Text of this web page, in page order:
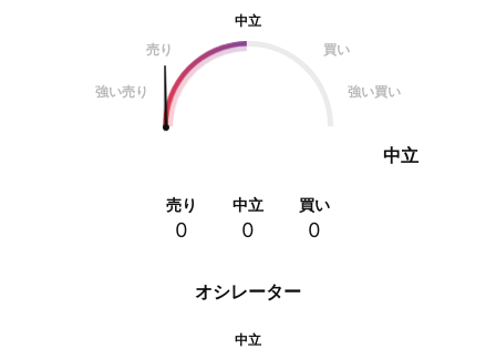
オシレーター
中立
中立
売り
買い
強い売り 強い買い
中立
売り
0
中立
0
買い
0